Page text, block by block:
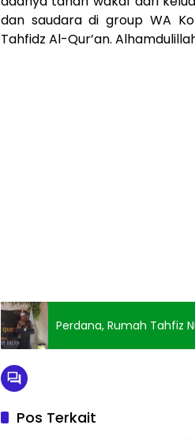
dan saudara di group WA
Tahfidz Al-Qur’an.
Perdana, Rumah Tahfiz
Pos Terkait